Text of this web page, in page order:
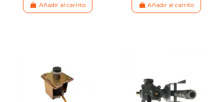
Añadir al carrito Añadir al carrito